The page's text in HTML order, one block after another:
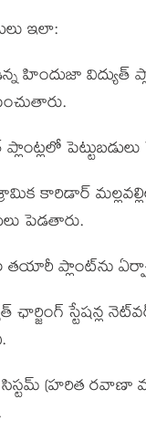
ఇలా:
హిందుజా విద్యుత్
పెట్టుబ‌డులు
కారిడార్ మల్లవల్లిలో
పెడ‌తారు.
ప్లాంట్‌ను
ఛార్జింగ్ స్టేషన్ల
(హరిత ర‌వాణా